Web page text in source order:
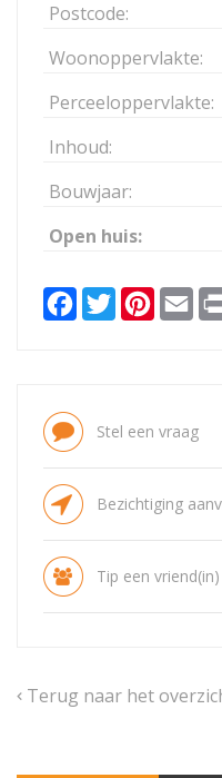
Postcode:
Woonoppervlakte:
Perceeloppervlakte:
Inhoud:
Bouwjaar:
Open huis:
Facebook
Twitter
Stel een vraag
Bezichtiging
Tip een vriend(in)
Terug naar het